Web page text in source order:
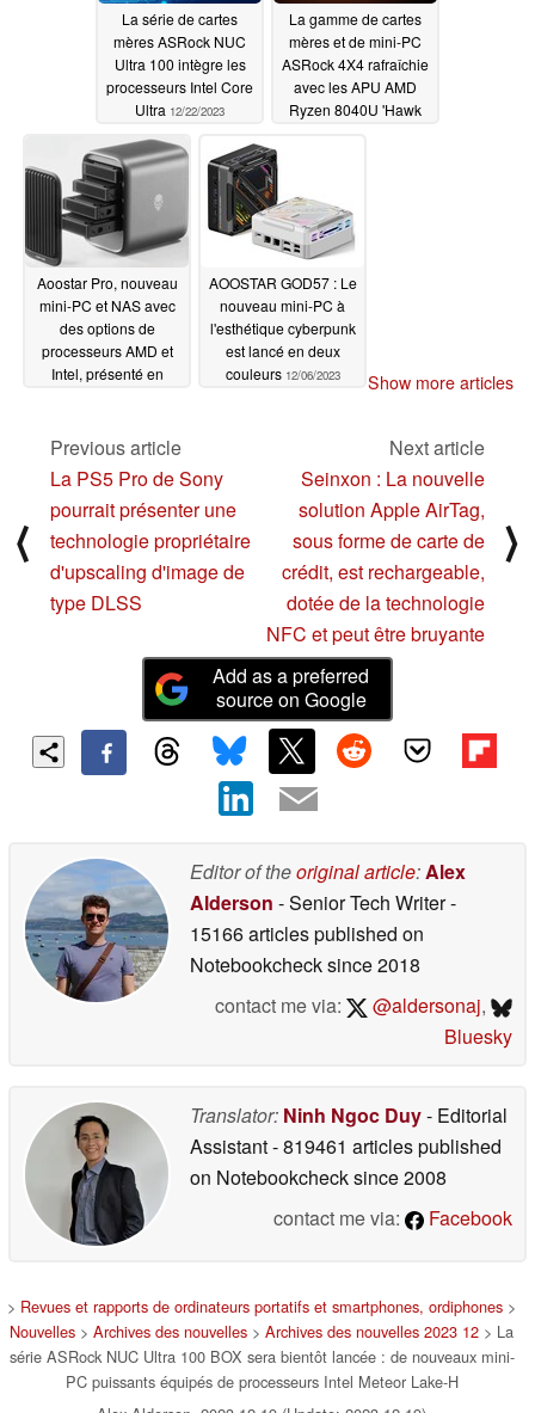
La série de cartes
mères ASRock NUC
Ultra 100 intègre les
processeurs Intel Core
Ultra 12/22/2023
La gamme de cartes
mères et de mini-PC
ASRock 4X4 rafraîchie
avec les APU AMD
Ryzen 8040U 'Hawk
Aoostar Pro, nouveau
mini-PC et NAS avec
des options de
processeurs AMD et
Intel, présenté en
AOOSTAR GOD57 : Le
nouveau mini-PC à
l'esthétique cyberpunk
est lancé en deux
couleurs 12/06/2023 Show more articles
⟨
Previous article
La PS5 Pro de Sony
pourrait présenter une
technologie propriétaire
d'upscaling d'image de
type DLSS
Next article
Seinxon : La nouvelle
solution Apple AirTag,
sous forme de carte de
crédit, est rechargeable,
dotée de la technologie
NFC et peut être bruyante
⟩
Add as a preferred
source on Google
Editor of theoriginal article:Alex
Alderson - Senior Tech Writer-
15166 articles published on
Notebookchecksince 2018
contact me via:
@aldersonaj,
Bluesky
Translator: Ninh Ngoc Duy- Editorial
Assistant- 819461 articles published
on Notebookchecksince 2008
contact me via:
Facebook
> Revues et rapports de ordinateurs portatifs et smartphones, ordiphones >
Nouvelles > Archives des nouvelles > Archives des nouvelles 2023 12 > La
série ASRock NUC Ultra 100 BOX sera bientôt lancée : de nouveaux mini-
PC puissants équipés de processeurs Intel Meteor Lake-H